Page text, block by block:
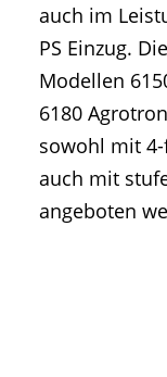
auch im
PS Einzug.
Modellen
6180
sowohl mit
auch mit
angeboten